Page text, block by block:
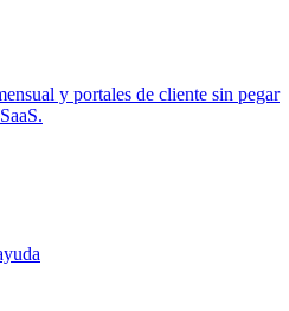
y portales de cliente sin pegar